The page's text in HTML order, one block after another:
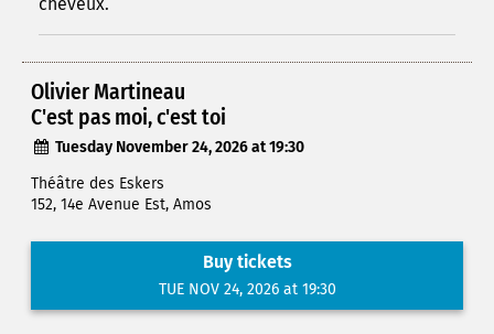
Olivier Martineau
C'est pas moi, c'est toi
Tuesday November 24, 2026 at 19:30
Théâtre des Eskers
152, 14e Avenue Est, Amos
Buy tickets
TUE NOV 24, 2026 at 19:30